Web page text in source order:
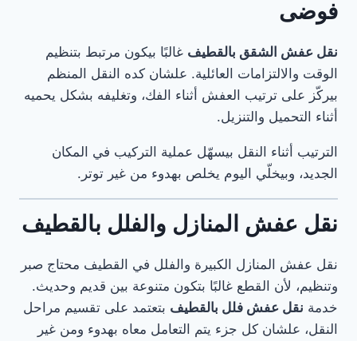
فوضى
نقل عفش الشقق بالقطيف غالبًا بيكون مرتبط بتنظيم
الوقت والالتزامات العائلية. علشان كده النقل المنظم
بيركّز على ترتيب العفش أثناء الفك، وتغليفه بشكل يحميه
أثناء التحميل والتنزيل.
الترتيب أثناء النقل بيسهّل عملية التركيب في المكان
الجديد، وبيخلّي اليوم يخلص بهدوء من غير توتر.
نقل عفش المنازل والفلل بالقطيف
نقل عفش المنازل الكبيرة والفلل في القطيف محتاج صبر
وتنظيم، لأن القطع غالبًا بتكون متنوعة بين قديم وحديث.
خدمة نقل عفش فلل بالقطيف بتعتمد على تقسيم مراحل
النقل، علشان كل جزء يتم التعامل معاه بهدوء ومن غير